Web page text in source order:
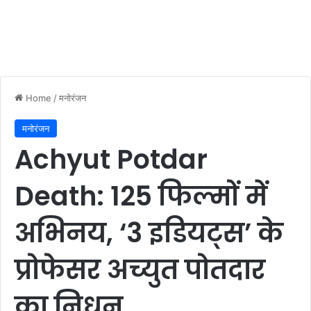
Home /मनोरंजन
मनोरंजन
Achyut Potdar
Death: 125 फिल्मों में
अभिनय, ‘3 इडियट्स’ के
प्रोफेसर अच्युत पोतदार